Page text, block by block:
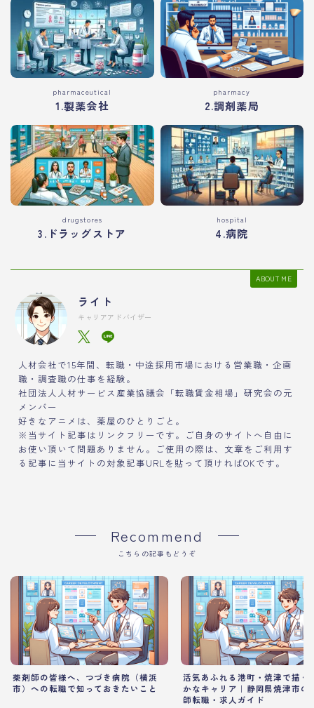
pharmaceutical
1.製薬会社
pharmacy
2.調剤薬局
drugstores
3.ドラッグストア
hospital
4.病院
ABOUT ME
ライト
キャリアアドバイザー
人材会社で15年間、転職・中途採用市場における営業職・企画
職・調査職の仕事を経験。
社団法人人材サービス産業協議会「転職賃金相場」研究会の元
メンバー
好きなアニメは、薬屋のひとりごと。
※当サイト記事はリンクフリーです。ご自身のサイトへ自由に
お使い頂いて問題ありません。ご使用の際は、文章をご利用す
る記事に当サイトの対象記事URLを貼って頂ければOKです。
Recommend
こちらの記事もどうぞ
薬剤師の皆様へ、つづき病院（横浜
市）への転職で知っておきたいこと
活気あふれる港町・焼津で描く
かなキャリア｜静岡県焼津市の
師転職・求人ガイド